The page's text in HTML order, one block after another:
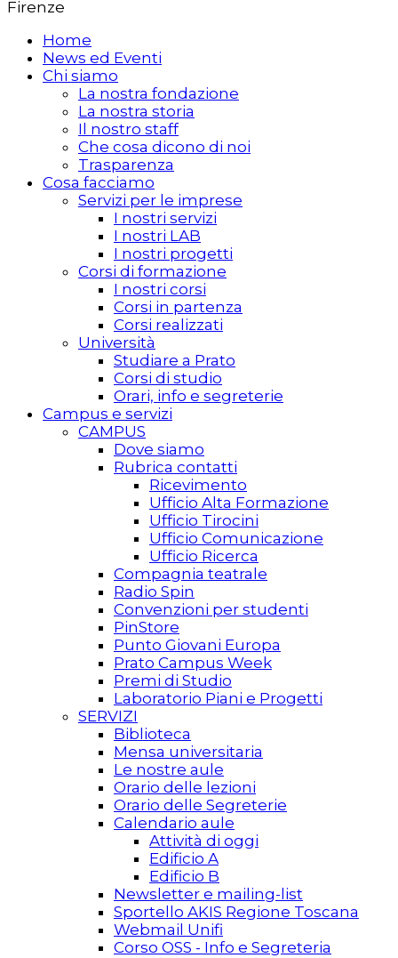
Firenze
Home
News ed Eventi
Chi siamo
La nostra fondazione
La nostra storia
Il nostro staff
Che cosa dicono di noi
Trasparenza
Cosa facciamo
Servizi per le imprese
I nostri servizi
I nostri LAB
I nostri progetti
Corsi di formazione
I nostri corsi
Corsi in partenza
Corsi realizzati
Università
Studiare a Prato
Corsi di studio
Orari, info e segreterie
Campus e servizi
CAMPUS
Dove siamo
Rubrica contatti
Ricevimento
Ufficio Alta Formazione
Ufficio Tirocini
Ufficio Comunicazione
Ufficio Ricerca
Compagnia teatrale
Radio Spin
Convenzioni per studenti
PinStore
Punto Giovani Europa
Prato Campus Week
Premi di Studio
Laboratorio Piani e Progetti
SERVIZI
Biblioteca
Mensa universitaria
Le nostre aule
Orario delle lezioni
Orario delle Segreterie
Calendario aule
Attività di oggi
Edificio A
Edificio B
Newsletter e mailing-list
Sportello AKIS Regione Toscana
Webmail Unifi
Corso OSS - Info e Segreteria